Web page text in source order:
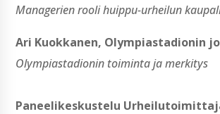
Managerien rooli huippu-urheilun
Ari Kuokkanen, Olympiastadionin
Olympiastadionin toiminta ja merkitys
Paneelikeskustelu